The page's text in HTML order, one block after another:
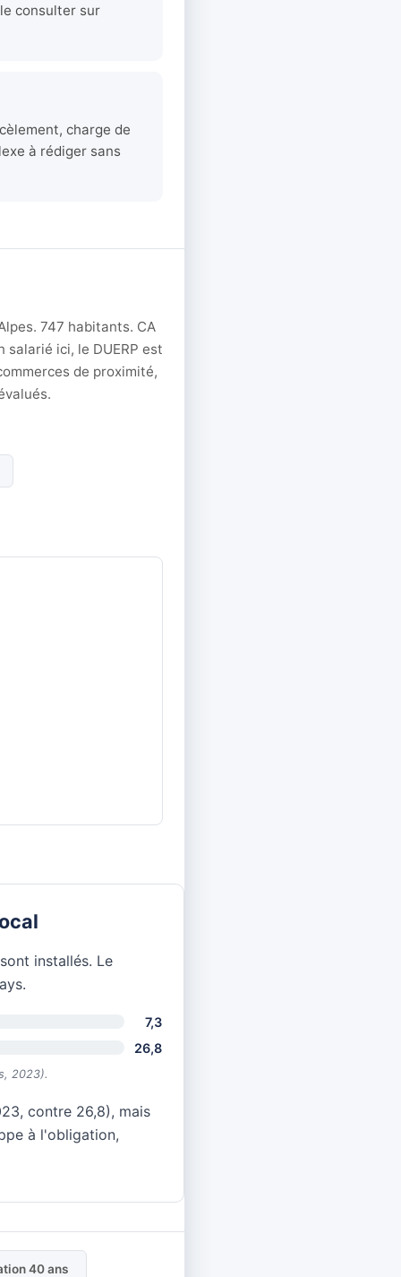
consulter sur
charge de
à rédiger sans
747 habitants. CA
ici, le DUERP est
de proximité,
installés. Le
7,3
26,8
2023).
contre 26,8), mais
à l'obligation,
40 ans